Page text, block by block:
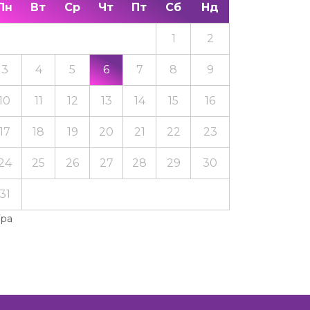
Вт Ср Чт Пт Сб Нд
1 2
3 4 5 6 7 8 9
11 12 13 14 15 16
18 19 20 21 22 23
25 26 27 28 29 30